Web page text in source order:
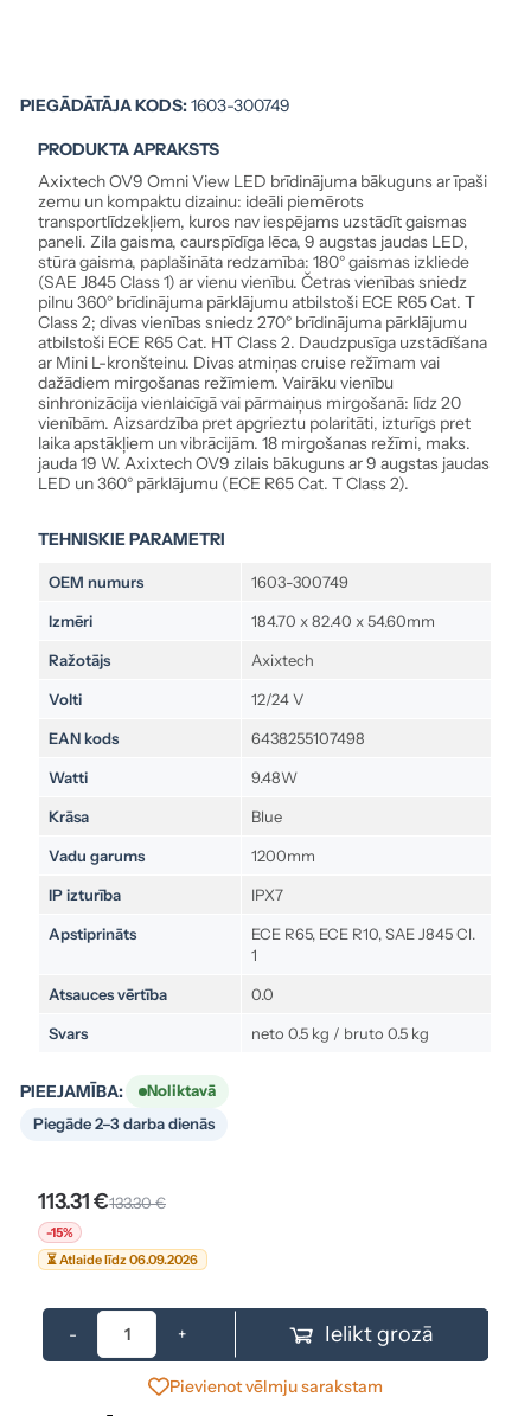
PIEGĀDĀTĀJA KODS:1603-300749
PRODUKTA APRAKSTS
Axixtech OV9 Omni View LED brīdinājuma bākuguns ar īpaši
zemu un kompaktu dizainu: ideāli piemērots
transportlīdzekļiem, kuros nav iespējams uzstādīt gaismas
paneli. Zila gaisma, caurspīdīga lēca, 9 augstas jaudas LED,
stūra gaisma, paplašināta redzamība: 180° gaismas izkliede
(SAE J845 Class 1) ar vienu vienību. Četras vienības sniedz
pilnu 360° brīdinājuma pārklājumu atbilstoši ECE R65 Cat. T
Class 2; divas vienības sniedz 270° brīdinājuma pārklājumu
atbilstoši ECE R65 Cat. HT Class 2. Daudzpusīga uzstādīšana
ar Mini L-kronšteinu. Divas atmiņas cruise režīmam vai
dažādiem mirgošanas režīmiem. Vairāku vienību
sinhronizācija vienlaicīgā vai pārmaiņus mirgošanā: līdz 20
vienībām. Aizsardzība pret apgrieztu polaritāti, izturīgs pret
laika apstākļiem un vibrācijām. 18 mirgošanas režīmi, maks.
jauda 19 W. Axixtech OV9 zilais bākuguns ar 9 augstas jaudas
LED un 360° pārklājumu (ECE R65 Cat. T Class 2).
TEHNISKIE PARAMETRI
OEM numurs 1603-300749
Izmēri 184.70 x 82.40 x 54.60mm
Ražotājs Axixtech
Volti 12/24 V
EAN kods 6438255107498
Watti 9.48W
Krāsa Blue
Vadu garums 1200mm
IP izturība IPX7
Apstiprināts
ECE R65, ECE R10, SAE J845 Cl.
1
Atsauces vērtība 0.0
Svars neto 0.5 kg / bruto 0.5 kg
PIEEJAMĪBA:
Noliktavā
Piegāde 2–3 darba dienās
113.31 €133.30 €
-15%
⏳ Atlaide līdz 06.09.2026
- + Ielikt grozā
Pievienot vēlmju sarakstam